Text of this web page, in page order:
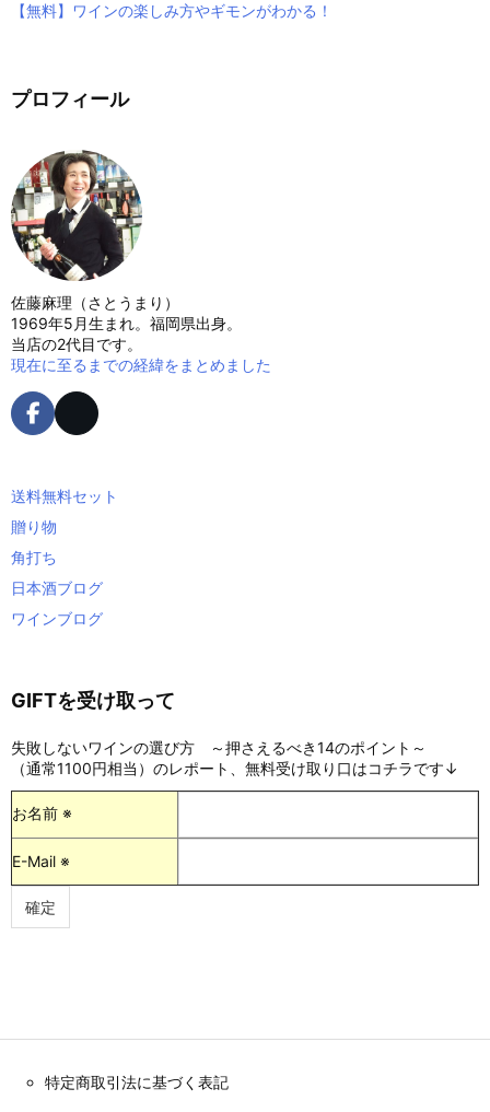
【無料】ワインの楽しみ方やギモンがわかる！
プロフィール
佐藤麻理（さとうまり）
1969年5月生まれ。福岡県出身。
当店の2代目です。
現在に至るまでの経緯をまとめました
送料無料セット
贈り物
角打ち
日本酒ブログ
ワインブログ
GIFTを受け取って
失敗しないワインの選び方 ～押さえるべき14のポイント～
（通常1100円相当）のレポート、無料受け取り口はコチラです↓
お名前 ※
E-Mail ※
特定商取引法に基づく表記